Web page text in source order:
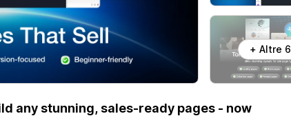
+ Altre 6
any stunning, sales-ready pages - now